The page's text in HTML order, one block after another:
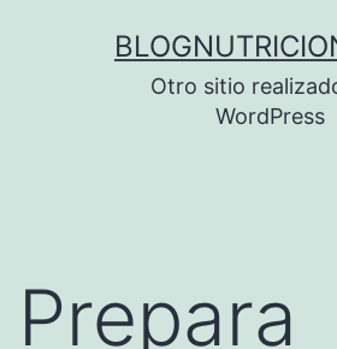
Otro sitio
WordPress
Prepara